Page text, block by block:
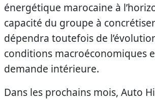
énergétique marocaine à
capacité du groupe à
dépendra toutefois de
conditions macroéconomiques
demande intérieure.
Dans les prochains mois, Auto